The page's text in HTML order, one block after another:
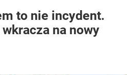
to nie incydent.
na nowy